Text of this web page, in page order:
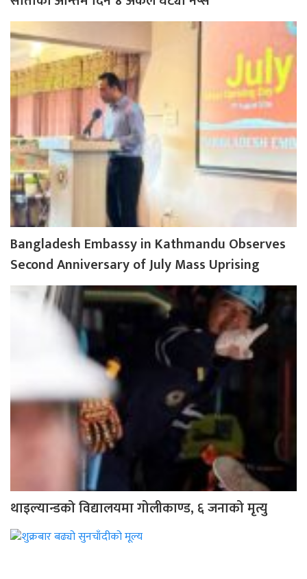
Bangladesh Embassy in Kathmandu Observes
Second Anniversary of July Mass Uprising
थाइल्यान्डको विद्यालयमा गोलीकाण्ड, ६ जनाको मृत्यु